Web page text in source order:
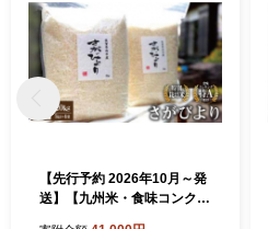
【先行予約 2026年10月～発
送】【九州米・食味コンクー